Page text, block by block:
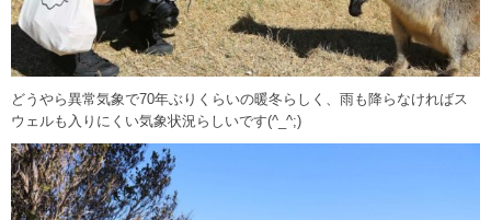
どうやら異常気象で70年ぶりくらいの暖冬らしく、雨も降らなければス
ウェルも入りにくい気象状況らしいです(^_^;)